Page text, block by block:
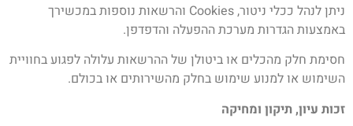
ניתן לנהל ככלי ניטור, Cookies והרשאות נוספות במכשירך
באמצעות הגדרות מערכת ההפעלה והדפדפן.
חסימת חלק מהכלים או ביטולן של ההרשאות עלולה לפגוע בחוויית
השימוש או למנוע שימוש בחלק מהשירותים או בכולם.
זכות עיון, תיקון ומחיקה